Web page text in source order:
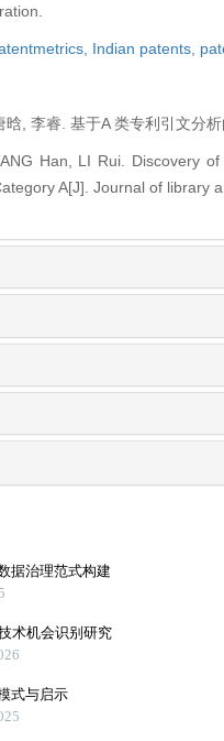
Indian patents,
晗, 李睿. 基于A 类专利引文分
Han, LI Rui. Discovery
A[J]. Journal of library